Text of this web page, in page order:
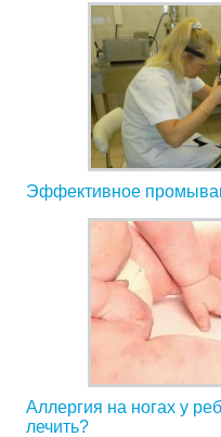
Эффективное
Аллергия на ногах у
лечить?